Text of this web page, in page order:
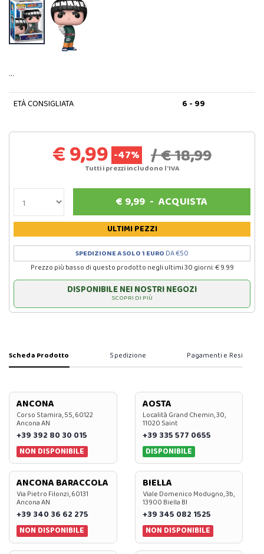
…
ETÀ CONSIGLIATA 6 - 99
€ 9,99 -47% / € 18,99
Tutti i prezzi includono l'IVA
€ 9,99 -ACQUISTA
ULTIMI PEZZI
SPEDIZIONE A SOLO 1 EURO DA €50
Prezzo più basso di questo prodotto negli ultimi 30 giorni: € 9.99
DISPONIBILE NEI NOSTRI NEGOZI
SCOPRI DI PIÙ
Scheda Prodotto Spedizione Pagamenti e Resi
ANCONA
Corso Stamira, 55, 60122
Ancona AN
+39 392 80 30 015
NON DISPONIBILE
AOSTA
Località Grand Chemin, 30,
11020 Saint
+39 335 577 0655
DISPONIBILE
ANCONA BARACCOLA
Via Pietro Filonzi, 60131
Ancona AN
+39 340 36 62 275
NON DISPONIBILE
BIELLA
Viale Domenico Modugno, 3b,
13900 Biella BI
+39 345 082 1525
NON DISPONIBILE